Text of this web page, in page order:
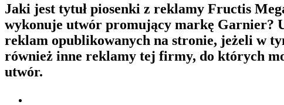
Jaki jest tytuł piosenki z reklamy Fructis
wykonuje utwór promujący markę Garnier?
reklam opublikowanych na stronie, jeżeli w
również inne reklamy tej firmy, do których
utwór.